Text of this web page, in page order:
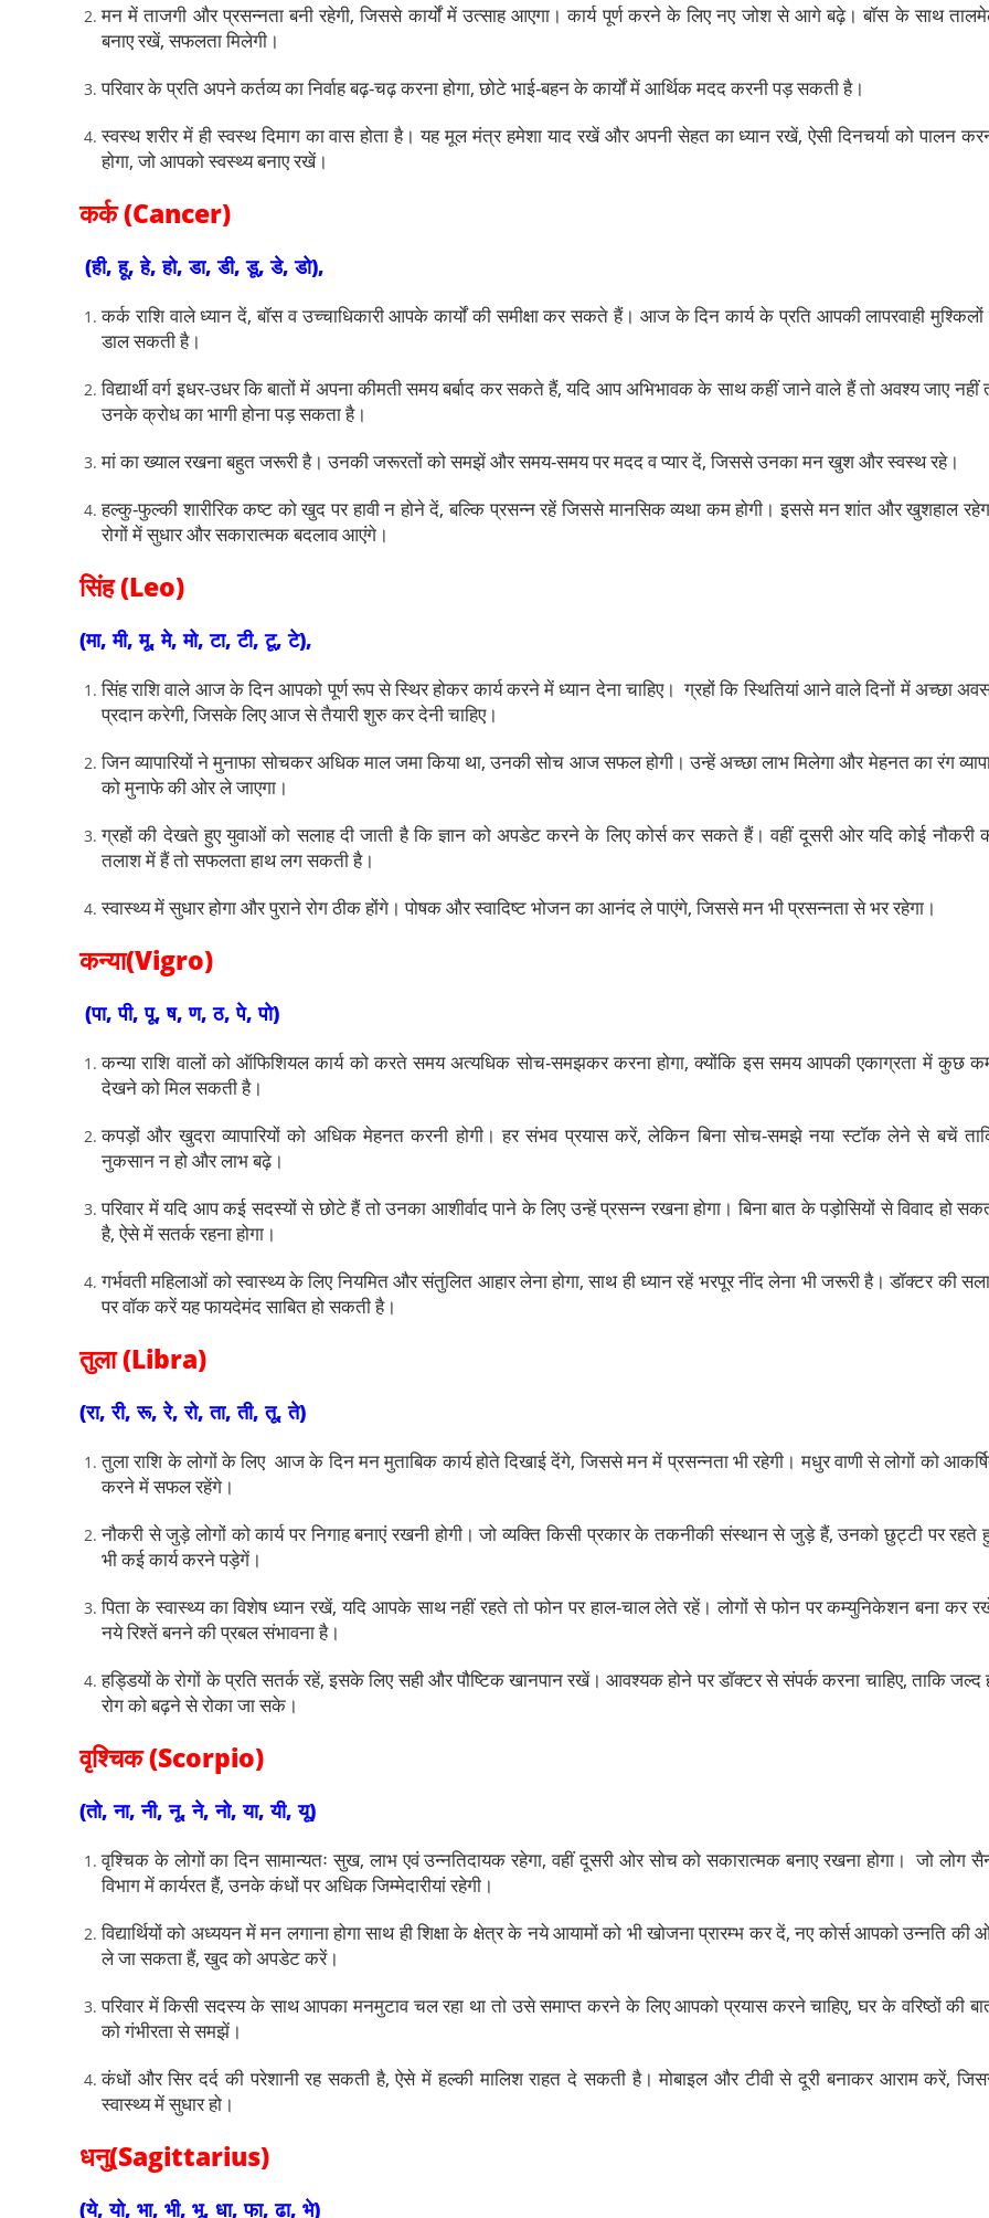
मन में ताजगी और प्रसन्नता बनी रहेगी, जिससे कार्यों में उत्साह आएगा। कार्य पूर्ण करने के लिए नए जोश से आगे बढ़े। बॉस के साथ
बनाए रखें, सफलता मिलेगी।
परिवार के प्रति अपने कर्तव्य का निर्वाह बढ़-चढ़ करना होगा, छोटे भाई-बहन के कार्यों में आर्थिक मदद करनी पड़ सकती है।
स्वस्थ शरीर में ही स्वस्थ दिमाग का वास होता है। यह मूल मंत्र हमेशा याद रखें और अपनी सेहत का ध्यान रखें, ऐसी दिनचर्या को पालन
होगा, जो आपको स्वस्थ्य बनाए रखें।
कर्क (Cancer)
(ही, हू, हे, हो, डा, डी, डू, डे, डो),
कर्क राशि वाले ध्यान दें, बॉस व उच्चाधिकारी आपके कार्यों की समीक्षा कर सकते हैं। आज के दिन कार्य के प्रति आपकी लापरवाही
डाल सकती है।
विद्यार्थी वर्ग इधर-उधर कि बातों में अपना कीमती समय बर्बाद कर सकते हैं, यदि आप अभिभावक के साथ कहीं जाने वाले हैं तो अवश्य जाए नहीं
उनके क्रोध का भागी होना पड़ सकता है।
मां का ख्याल रखना बहुत जरूरी है। उनकी जरूरतों को समझें और समय-समय पर मदद व प्यार दें, जिससे उनका मन खुश और स्वस्थ रहे।
हल्कु-फुल्की शारीरिक कष्ट को खुद पर हावी न होने दें, बल्कि प्रसन्न रहें जिससे मानसिक व्यथा कम होगी। इससे मन शांत और खुशहाल
रोगों में सुधार और सकारात्मक बदलाव आएंगे।
सिंह (Leo)
(मा, मी, मू, मे, मो, टा, टी, टू, टे),
सिंह राशि वाले आज के दिन आपको पूर्ण रूप से स्थिर होकर कार्य करने में ध्यान देना चाहिए। ग्रहों कि स्थितियां आने वाले दिनों में अच्छा
प्रदान करेगी, जिसके लिए आज से तैयारी शुरु कर देनी चाहिए।
जिन व्यापारियों ने मुनाफा सोचकर अधिक माल जमा किया था, उनकी सोच आज सफल होगी। उन्हें अच्छा लाभ मिलेगा और मेहनत का रंग
को मुनाफे की ओर ले जाएगा।
ग्रहों की देखते हुए युवाओं को सलाह दी जाती है कि ज्ञान को अपडेट करने के लिए कोर्स कर सकते हैं। वहीं दूसरी ओर यदि कोई नौकरी
तलाश में हैं तो सफलता हाथ लग सकती है।
स्वास्थ्य में सुधार होगा और पुराने रोग ठीक होंगे। पोषक और स्वादिष्ट भोजन का आनंद ले पाएंगे, जिससे मन भी प्रसन्नता से भर रहेगा।
कन्या(Vigro)
(पा, पी, पू, ष, ण, ठ, पे, पो)
कन्या राशि वालों को ऑफिशियल कार्य को करते समय अत्यधिक सोच-समझकर करना होगा, क्योंकि इस समय आपकी एकाग्रता में कुछ
देखने को मिल सकती है।
कपड़ों और खुदरा व्यापारियों को अधिक मेहनत करनी होगी। हर संभव प्रयास करें, लेकिन बिना सोच-समझे नया स्टॉक लेने से बचें
नुकसान न हो और लाभ बढ़े।
परिवार में यदि आप कई सदस्यों से छोटे हैं तो उनका आशीर्वाद पाने के लिए उन्हें प्रसन्न रखना होगा। बिना बात के पड़ोसियों से विवाद हो
है, ऐसे में सतर्क रहना होगा।
गर्भवती महिलाओं को स्वास्थ्य के लिए नियमित और संतुलित आहार लेना होगा, साथ ही ध्यान रहें भरपूर नींद लेना भी जरूरी है। डॉक्टर की
पर वॉक करें यह फायदेमंद साबित हो सकती है।
तुला (Libra)
(रा, री, रू, रे, रो, ता, ती, तू, ते)
तुला राशि के लोगों के लिए आज के दिन मन मुताबिक कार्य होते दिखाई देंगे, जिससे मन में प्रसन्नता भी रहेगी। मधुर वाणी से लोगों को
करने में सफल रहेंगे।
नौकरी से जुड़े लोगों को कार्य पर निगाह बनाएं रखनी होगी। जो व्यक्ति किसी प्रकार के तकनीकी संस्थान से जुड़े हैं, उनको छुट्टी पर रहते
भी कई कार्य करने पड़ेगें।
पिता के स्वास्थ्य का विशेष ध्यान रखें, यदि आपके साथ नहीं रहते तो फोन पर हाल-चाल लेते रहें। लोगों से फोन पर कम्युनिकेशन बना कर
नये रिश्तें बनने की प्रबल संभावना है।
हड्डियों के रोगों के प्रति सतर्क रहें, इसके लिए सही और पौष्टिक खानपान रखें। आवश्यक होने पर डॉक्टर से संपर्क करना चाहिए, ताकि जल्द
रोग को बढ़ने से रोका जा सके।
वृश्चिक (Scorpio)
(तो, ना, नी, नू, ने, नो, या, यी, यू)
वृश्चिक के लोगों का दिन सामान्यतः सुख, लाभ एवं उन्नतिदायक रहेगा, वहीं दूसरी ओर सोच को सकारात्मक बनाए रखना होगा। जो लोग
विभाग में कार्यरत हैं, उनके कंधों पर अधिक जिम्मेदारीयां रहेगी।
विद्यार्थियों को अध्ययन में मन लगाना होगा साथ ही शिक्षा के क्षेत्र के नये आयामों को भी खोजना प्रारम्भ कर दें, नए कोर्स आपको उन्नति की
ले जा सकता हैं, खुद को अपडेट करें।
परिवार में किसी सदस्य के साथ आपका मनमुटाव चल रहा था तो उसे समाप्त करने के लिए आपको प्रयास करने चाहिए, घर के वरिष्ठों की
को गंभीरता से समझें।
कंधों और सिर दर्द की परेशानी रह सकती है, ऐसे में हल्की मालिश राहत दे सकती है। मोबाइल और टीवी से दूरी बनाकर आराम करें,
स्वास्थ्य में सुधार हो।
धनु(Sagittarius)
(ये, यो, भा, भी, भू, धा, फा, ढा, भे)